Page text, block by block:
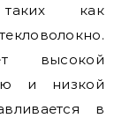
таких как
высокой
и низкой
в